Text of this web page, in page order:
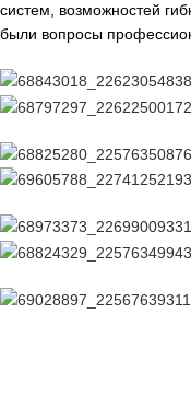
систем, возможностей
были вопросы